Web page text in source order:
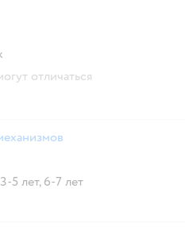
отличаться
3-5 лет, 6-7 лет